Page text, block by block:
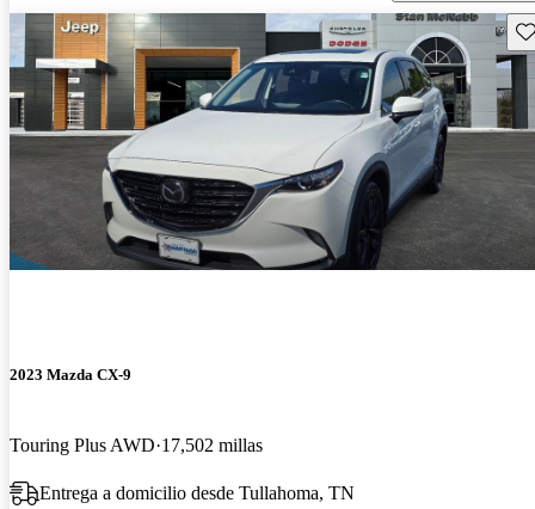
2023 Mazda CX-9
Touring Plus AWD 17,502 millas
Entrega a domicilio desde Tullahoma, TN